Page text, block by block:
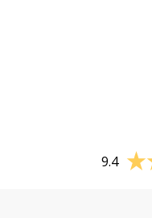
9.4